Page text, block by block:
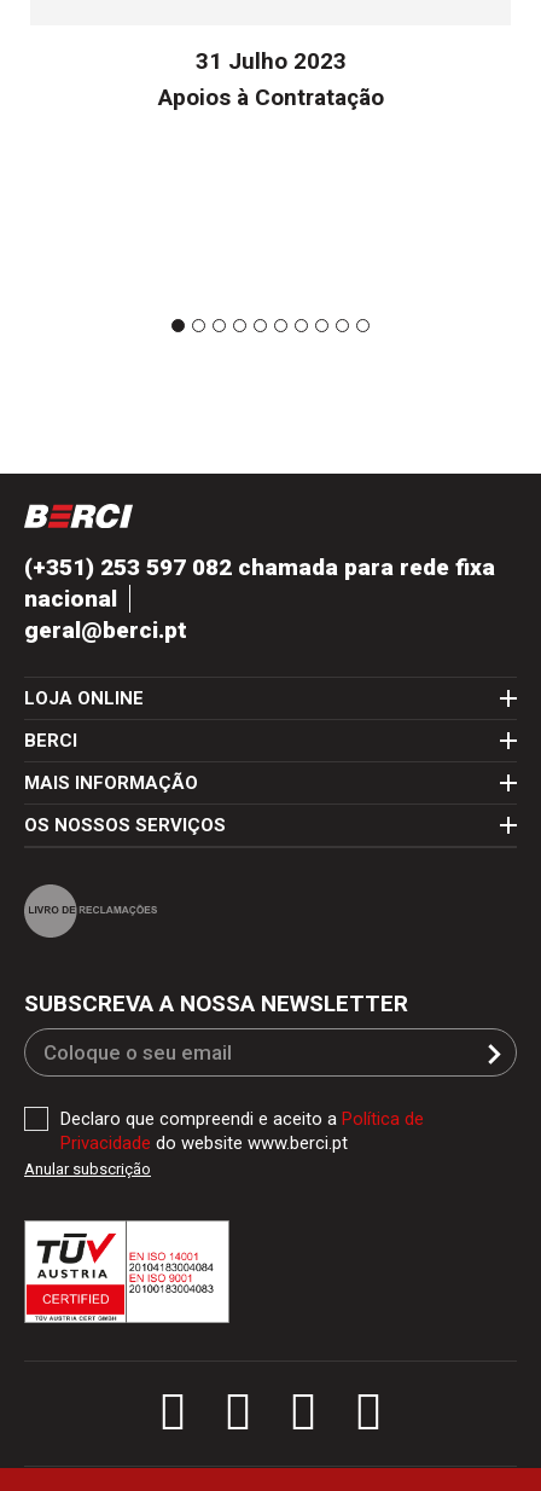
31 Julho 2023
Apoios à Contratação
(+351) 253 597 082 chamada para rede fixa
nacional
geral@berci.pt
LOJA ONLINE
BERCI
MAIS INFORMAÇÃO
OS NOSSOS SERVIÇOS
SUBSCREVA A NOSSA NEWSLETTER
Declaro que compreendi e aceito a Política de
Privacidade do website www.berci.pt
Anular subscrição